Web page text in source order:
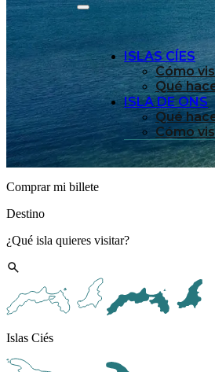
ISLAS CÍES
Cómo
Qué
ISLA DE ONS
Qué
Cómo
Comprar mi billete
Destino
¿Qué isla quieres visitar?
Islas Ciés